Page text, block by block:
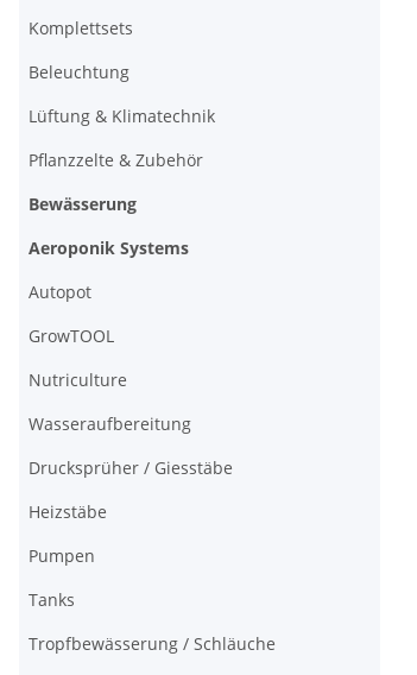
Komplettsets
Beleuchtung
Lüftung & Klimatechnik
Pflanzzelte & Zubehör
Bewässerung
Aeroponik Systems
Autopot
GrowTOOL
Nutriculture
Wasseraufbereitung
Drucksprüher / Giesstäbe
Heizstäbe
Pumpen
Tanks
Tropfbewässerung / Schläuche